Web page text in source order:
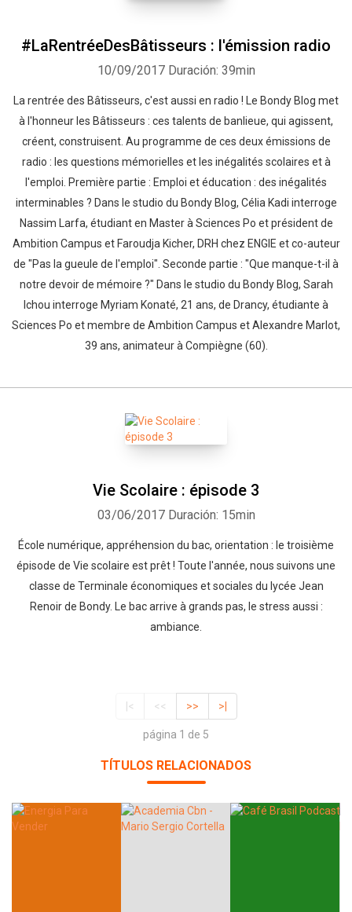
#LaRentréeDesBâtisseurs : l'émission radio
10/09/2017 Duración: 39min
La rentrée des Bâtisseurs, c'est aussi en radio ! Le Bondy Blog met
à l'honneur les Bâtisseurs : ces talents de banlieue, qui agissent,
créent, construisent. Au programme de ces deux émissions de
radio : les questions mémorielles et les inégalités scolaires et à
l'emploi. Première partie : Emploi et éducation : des inégalités
interminables ? Dans le studio du Bondy Blog, Célia Kadi interroge
Nassim Larfa, étudiant en Master à Sciences Po et président de
Ambition Campus et Faroudja Kicher, DRH chez ENGIE et co-auteur
de "Pas la gueule de l'emploi". Seconde partie : "Que manque-t-il à
notre devoir de mémoire ?" Dans le studio du Bondy Blog, Sarah
Ichou interroge Myriam Konaté, 21 ans, de Drancy, étudiante à
Sciences Po et membre de Ambition Campus et Alexandre Marlot,
39 ans, animateur à Compiègne (60).
Vie Scolaire : épisode 3
03/06/2017 Duración: 15min
École numérique, appréhension du bac, orientation : le troisième
épisode de Vie scolaire est prêt ! Toute l'année, nous suivons une
classe de Terminale économiques et sociales du lycée Jean
Renoir de Bondy. Le bac arrive à grands pas, le stress aussi :
ambiance.
|< << >> >|
página 1 de 5
TÍTULOS RELACIONADOS